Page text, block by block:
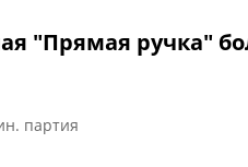
"Прямая ручка"
партия